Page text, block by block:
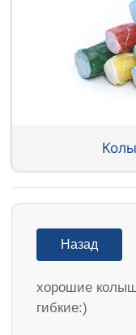
Назад
хорошие
гибкие:)